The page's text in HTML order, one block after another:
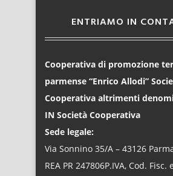
ENTRIAMO IN
Cooperativa di promozione
parmense “Enrico Allodi”
Cooperativa altrimenti
IN Società Cooperativa
Sede legale:
Via Sonnino 35/A – 43126
REA PR 247806P.IVA, Cod. Fisc.